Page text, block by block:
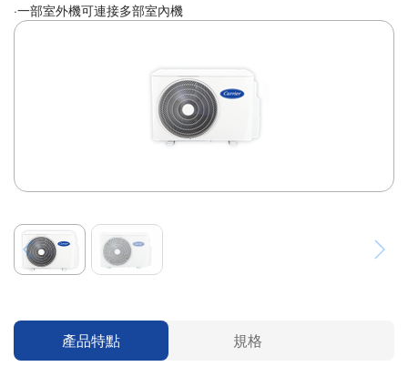
·一部室外機可連接多部室內機
產品特點 規格